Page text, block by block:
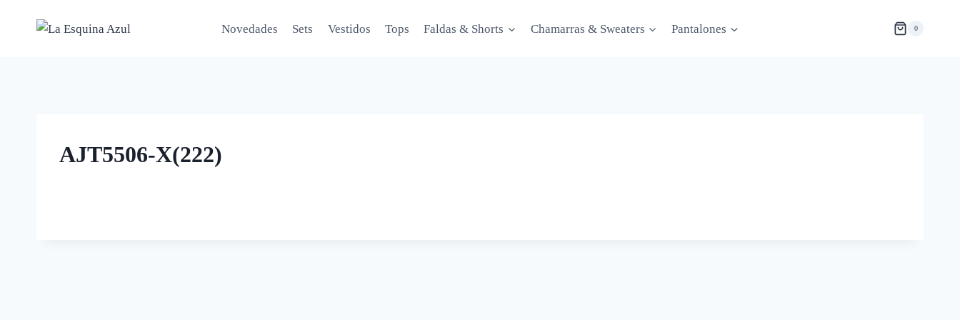
Novedades Sets Vestidos Tops Faldas & Shorts Chamarras & Sweaters Pantalones 0
AJT5506-X(222)